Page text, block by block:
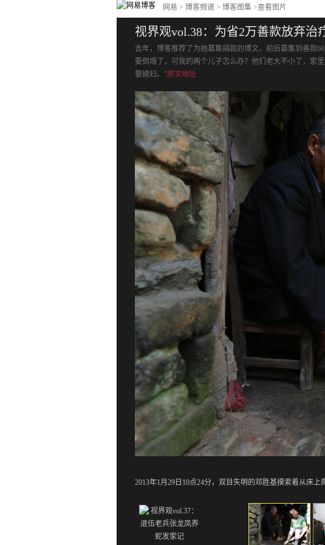
网易 > 博客频道 > 博客图集 >查看图片
视界观vol.38：为省2万善款放弃治
去年，博客推荐了为她募集捐款的博文，前后募集到善款
要倒塌了，可我的两个儿子怎么办？他们老大不小了，家
娶媳妇。”原文地址
2013年1月29日10点24分，双目失明的邓胜基摸索着从床